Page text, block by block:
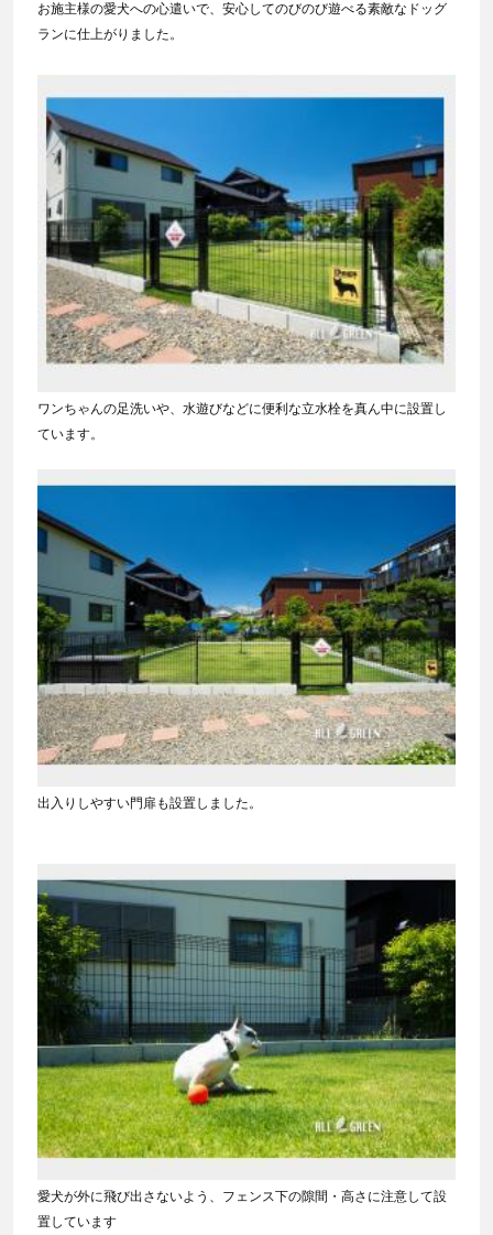
お施主様の愛犬への心遣いで、安心してのびのび遊べる素敵なドッグ
ランに仕上がりました。
ワンちゃんの足洗いや、水遊びなどに便利な立水栓を真ん中に設置し
ています。
出入りしやすい門扉も設置しました。
愛犬が外に飛び出さないよう、フェンス下の隙間・高さに注意して設
置しています